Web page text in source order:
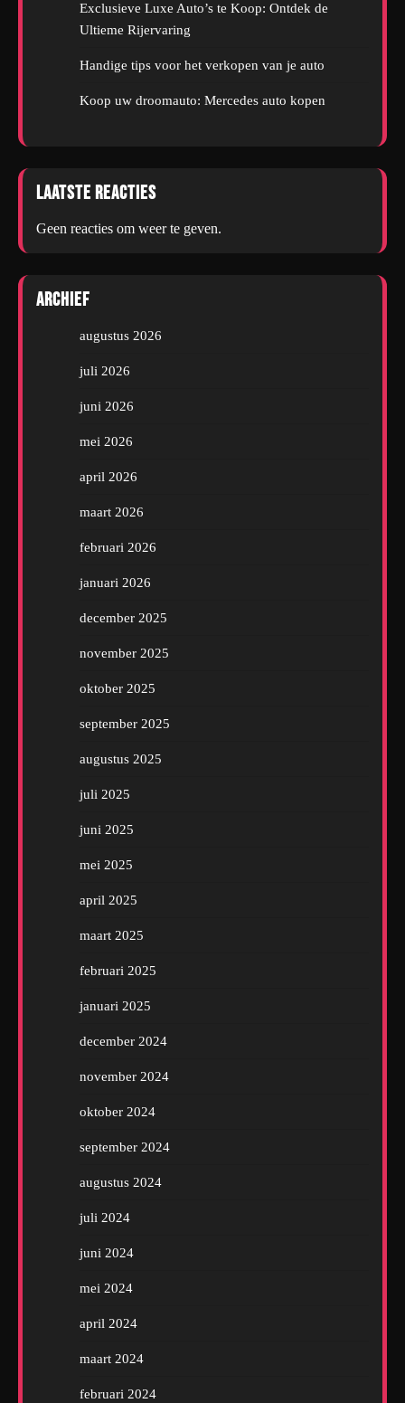
Exclusieve Luxe Auto’s te Koop: Ontdek de
Ultieme Rijervaring
Handige tips voor het verkopen van je auto
Koop uw droomauto: Mercedes auto kopen
Laatste reacties
Geen reacties om weer te geven.
Archief
augustus 2026
juli 2026
juni 2026
mei 2026
april 2026
maart 2026
februari 2026
januari 2026
december 2025
november 2025
oktober 2025
september 2025
augustus 2025
juli 2025
juni 2025
mei 2025
april 2025
maart 2025
februari 2025
januari 2025
december 2024
november 2024
oktober 2024
september 2024
augustus 2024
juli 2024
juni 2024
mei 2024
april 2024
maart 2024
februari 2024